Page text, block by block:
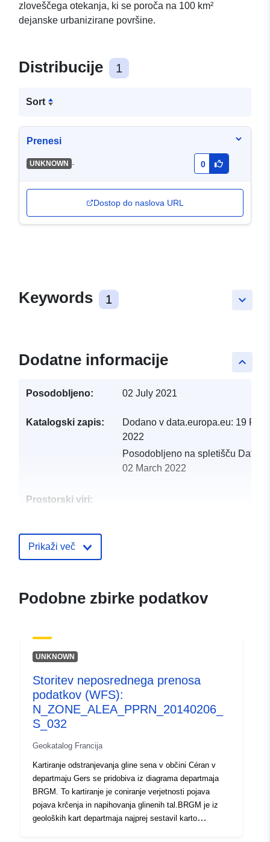
zloveščega otekanja, ki se poroča na 100 km²
dejanske urbanizirane površine.
Distribucije 1
Sort
Prenesi
UNKNOWN - 0
Dostop do naslova URL
keyboard_arrow_down
Keywords 1
keyboard_arrow_up
Dodatne informacije
Posodobljeno: 02 July 2021
Katalogski zapis: Dodano v data.europa.eu: 19
2022
Posodobljeno na spletišču
02 March 2022
Prostorski viri:
021fcadb77f3
Tip:
Vir:
codelist/ResourceType/services
Prikaži več
Podobne zbirke podatkov
UNKNOWN
Storitev neposrednega prenosa
podatkov (WFS):
N_ZONE_ALEA_PPRN_20140206_
S_032
Geokatalog Francija
Kartiranje odstranjevanja gline sena v občini Céran v
departmaju Gers se pridobiva iz diagrama departmaja
BRGM. To kartiranje je coniranje verjetnosti pojava
pojava krčenja in napihovanja glinenih tal.BRGM je iz
geoloških kart departmaja najprej sestavil karto